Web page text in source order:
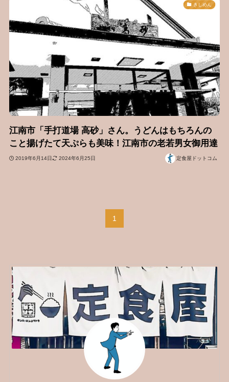
きしめん
江南市「手打道場 高砂」さん。うどんはもちろんの
こと揚げたて天ぷらも美味！江南市の老若男女御用達
2019年6月14日 2024年6月25日 定食屋ドットコム
1